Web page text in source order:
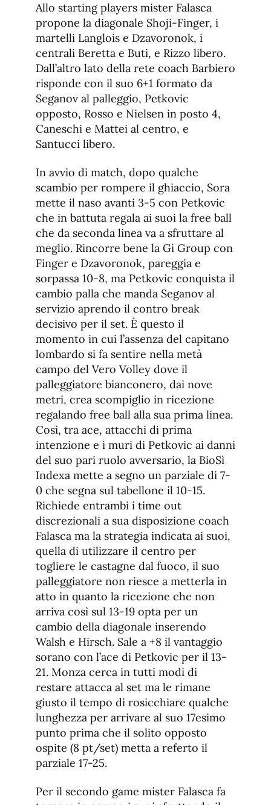
Allo starting players mister Falasca
propone la diagonale Shoji-Finger, i
martelli Langlois e Dzavoronok, i
centrali Beretta e Buti, e Rizzo libero.
Dall’altro lato della rete coach Barbiero
risponde con il suo 6+1 formato da
Seganov al palleggio, Petkovic
opposto, Rosso e Nielsen in posto 4,
Caneschi e Mattei al centro, e
Santucci libero.
In avvio di match, dopo qualche
scambio per rompere il ghiaccio, Sora
mette il naso avanti 3-5 con Petkovic
che in battuta regala ai suoi la free ball
che da seconda linea va a sfruttare al
meglio. Rincorre bene la Gi Group con
Finger e Dzavoronok, pareggia e
sorpassa 10-8, ma Petkovic conquista il
cambio palla che manda Seganov al
servizio aprendo il contro break
decisivo per il set. È questo il
momento in cui l’assenza del capitano
lombardo si fa sentire nella metà
campo del Vero Volley dove il
palleggiatore bianconero, dai nove
metri, crea scompiglio in ricezione
regalando free ball alla sua prima linea.
Così, tra ace, attacchi di prima
intenzione e i muri di Petkovic ai danni
del suo pari ruolo avversario, la BioSì
Indexa mette a segno un parziale di 7-
0 che segna sul tabellone il 10-15.
Richiede entrambi i time out
discrezionali a sua disposizione coach
Falasca ma la strategia indicata ai suoi,
quella di utilizzare il centro per
togliere le castagne dal fuoco, il suo
palleggiatore non riesce a metterla in
atto in quanto la ricezione che non
arriva così sul 13-19 opta per un
cambio della diagonale inserendo
Walsh e Hirsch. Sale a +8 il vantaggio
sorano con l’ace di Petkovic per il 13-
21. Monza cerca in tutti modi di
restare attacca al set ma le rimane
giusto il tempo di rosicchiare qualche
lunghezza per arrivare al suo 17esimo
punto prima che il solito opposto
ospite (8 pt/set) metta a referto il
parziale 17-25.
Per il secondo game mister Falasca fa